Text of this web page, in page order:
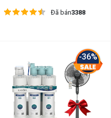
Đã bán3388
-36%